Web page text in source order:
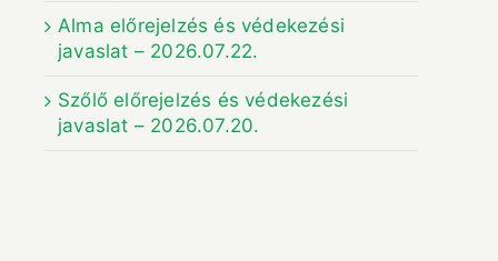
Alma előrejelzés és védekezési
javaslat – 2026.07.22.
Szőlő előrejelzés és védekezési
javaslat – 2026.07.20.